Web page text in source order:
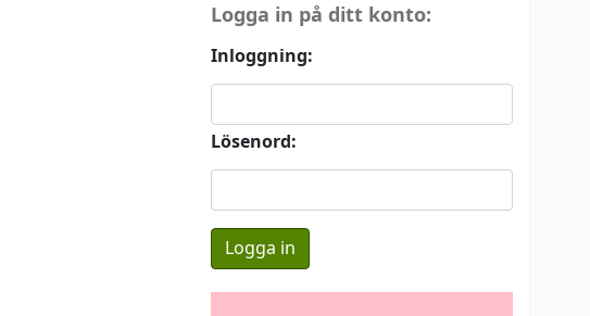
Logga in på ditt konto:
Inloggning:
Lösenord: